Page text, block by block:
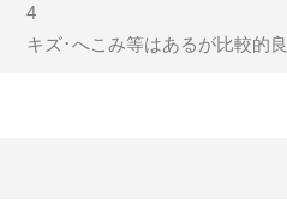
4
キズ･へこみ等はあるが比較的